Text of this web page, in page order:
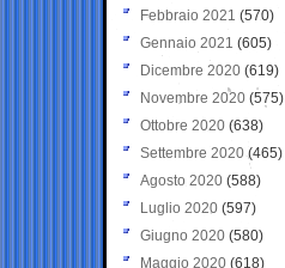
Febbraio 2021 (570)
Gennaio 2021 (605)
Dicembre 2020 (619)
Novembre 2020 (575)
Ottobre 2020 (638)
Settembre 2020(465)
Agosto 2020 (588)
Luglio 2020 (597)
Giugno 2020 (580)
Maggio 2020 (618)